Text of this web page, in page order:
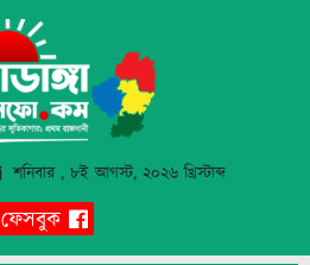
শনিবার , ৮ই আগস্ট, ২০২৬ খ্রিস্টাব্দ
ফেসবুক